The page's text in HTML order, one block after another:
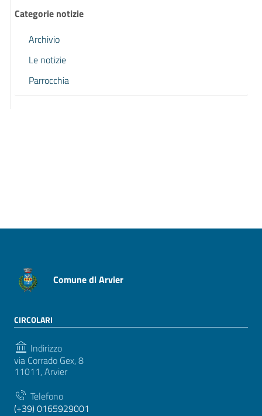
Categorie notizie
Archivio
Le notizie
Parrocchia
Comune di Arvier
CIRCOLARI
Indirizzo
via Corrado Gex, 8
11011, Arvier
Telefono
(+39) 0165929001